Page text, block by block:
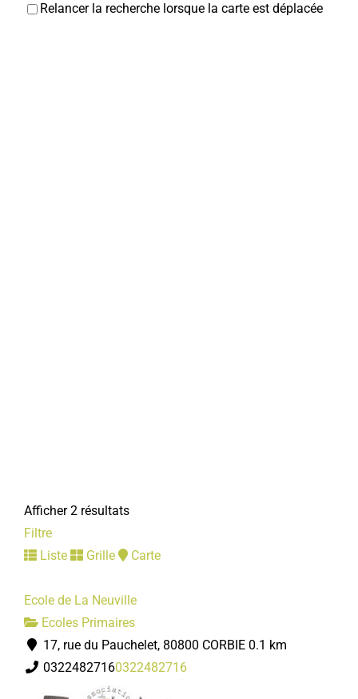
Relancer la recherche lorsque la carte est déplacée
Afficher 2 résultats
Filtre
Liste
Grille Carte
Ecole de La Neuville
Ecoles Primaires
17, rue du Pauchelet, 80800 CORBIE 0.1 km
03224827160322482716